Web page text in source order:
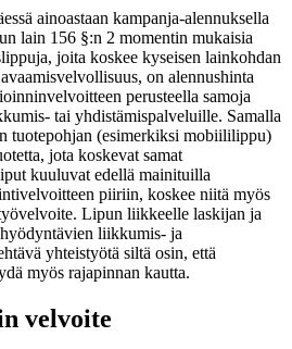
ainoastaan kampanja-alennuksella
lain 156 §:n 2 momentin mukaisia
joita koskee kyseisen lainkohdan
on alennushinta
perusteella samoja
tai yhdistämispalveluille. Samalla
tuotepohjan (esimerkiksi mobiililippu)
jota koskevat samat
kuuluvat edellä mainituilla
piiriin, koskee niitä myös
Lipun liikkeelle laskijan ja
liikkumis- ja
yhteistyötä siltä osin, että
myös rajapinnan kautta.
velvoite